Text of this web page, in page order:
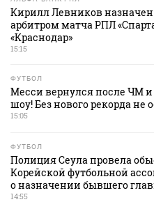
Кирилл Левников
арбитром матча РПЛ
«Краснодар»
15:15
ФУТБОЛ
Месси вернулся после ЧМ и
шоу! Без нового рекорда не
15:05
ФУТБОЛ
Полиция Сеула провела
Корейской футбольной
о назначении бывшего
14:55